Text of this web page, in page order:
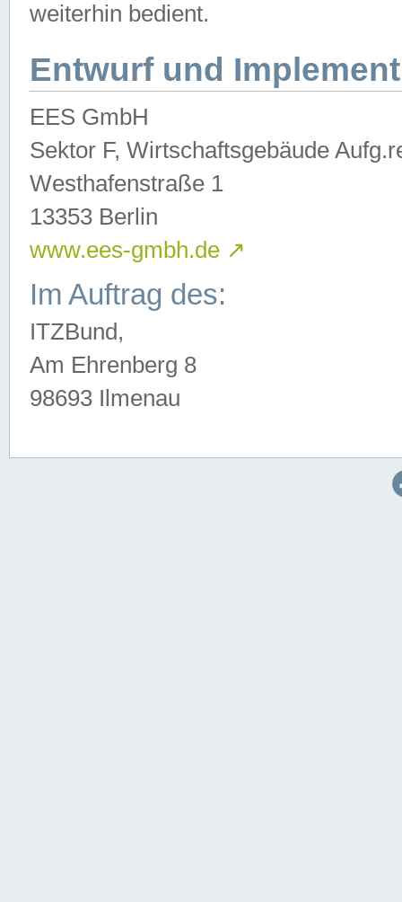
weiterhin bedient.
Entwurf und
EES GmbH
Sektor F, Wirtschaftsgebäude
Westhafenstraße 1
13353 Berlin
www.ees-gmbh.de ↗
Im Auftrag des:
ITZBund,
Am Ehrenberg 8
98693 Ilmenau